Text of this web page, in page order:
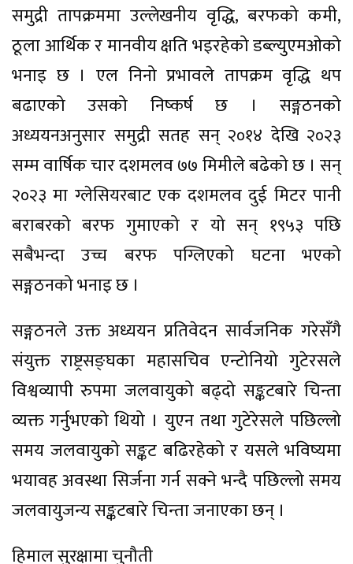
समुद्री तापक्रममा उल्लेखनीय वृद्धि, बरफको कमी,
ठूला आर्थिक र मानवीय क्षति भइरहेको डब्ल्युएमओको
भनाइ छ । एल निनो प्रभावले तापक्रम वृद्धि थप
बढाएको उसको निष्कर्ष छ । सङ्गठनको
अध्ययनअनुसार समुद्री सतह सन् २०१४ देखि २०२३
सम्म वार्षिक चार दशमलव ७७ मिमीले बढेको छ । सन्
२०२३ मा ग्लेसियरबाट एक दशमलव दुई मिटर पानी
बराबरको बरफ गुमाएको र यो सन् १९५३ पछि
सबैभन्दा उच्च बरफ पग्लिएको घटना भएको
सङ्गठनको भनाइ छ ।
सङ्गठनले उक्त अध्ययन प्रतिवेदन सार्वजनिक गरेसँगै
संयुक्त राष्ट्रसङ्घका महासचिव एन्टोनियो गुटेरसले
विश्वव्यापी रुपमा जलवायुको बढ्दो सङ्कटबारे चिन्ता
व्यक्त गर्नुभएको थियो । युएन तथा गुटेरेसले पछिल्लो
समय जलवायुको सङ्कट बढिरहेको र यसले भविष्यमा
भयावह अवस्था सिर्जना गर्न सक्ने भन्दै पछिल्लो समय
जलवायुजन्य सङ्कटबारे चिन्ता जनाएका छन् ।
हिमाल सुरक्षामा चुनौती